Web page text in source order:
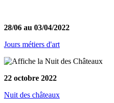
28/06 au 03/04/2022
Jours métiers d'art
22 octobre 2022
Nuit des châteaux